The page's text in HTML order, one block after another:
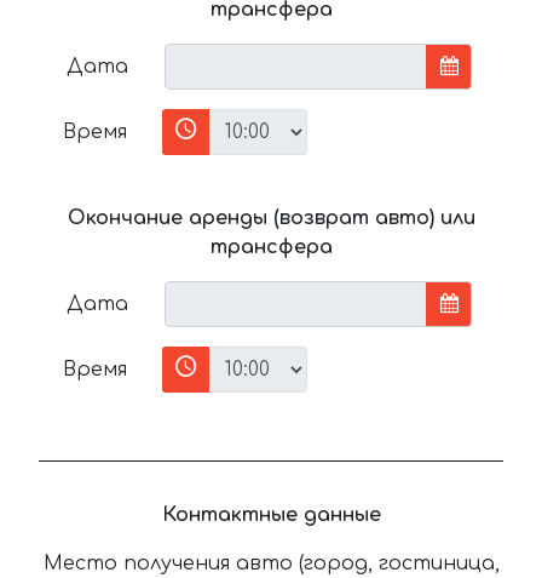
трансфера
Дата
Время
Окончание аренды (возврат авто) или
трансфера
Дата
Время
Контактные данные
Место получения авто (город, гостиница,